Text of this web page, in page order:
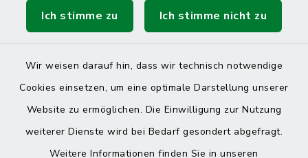
Ich stimme zu Ich stimme nicht zu
Wir weisen darauf hin, dass wir technisch notwendige
Cookies einsetzen, um eine optimale Darstellung unserer
Website zu ermöglichen. Die Einwilligung zur Nutzung
weiterer Dienste wird bei Bedarf gesondert abgefragt.
Weitere Informationen finden Sie in unseren